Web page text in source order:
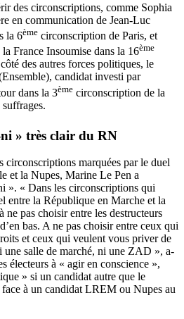
des circonscriptions, comme Sophia
en communication de Jean-Luc
la 6ème circonscription de Paris, et
France Insoumise dans la 16ème
des autres forces politiques, le
candidat investi par
dans la 3ème circonscription de la
» très clair du RN
circonscriptions marquées par le duel
et la Nupes, Marine Le Pen a
». « Dans les circonscriptions qui
entre la République en Marche et la
ne pas choisir entre les destructeurs
bas. A ne pas choisir entre ceux qui
et ceux qui veulent vous priver de
une salle de marché, ni une ZAD », a-
électeurs à « agir en conscience »,
» si un candidat autre que le
à un candidat LREM ou Nupes au